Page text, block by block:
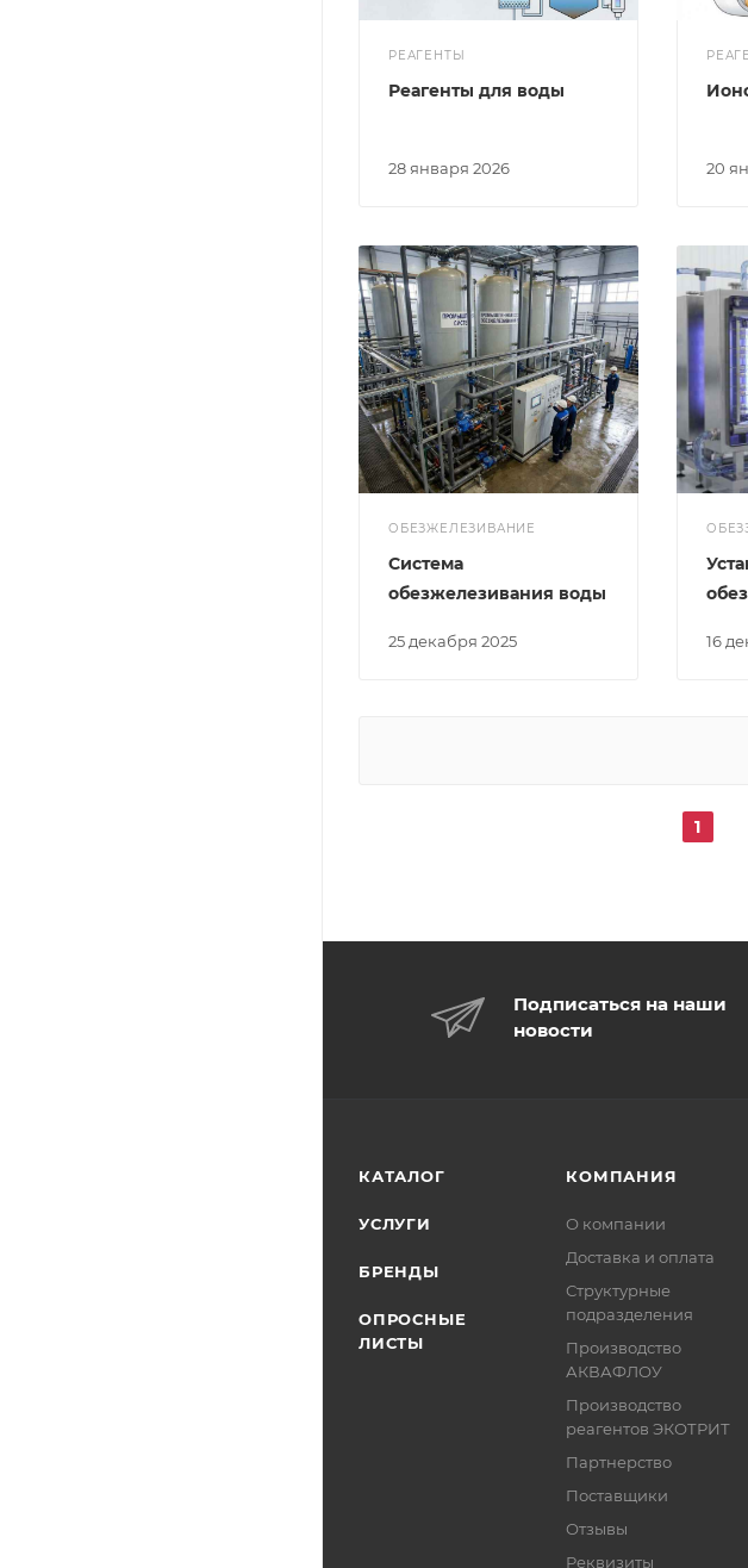
РЕАГЕНТЫ
28 января 2026
Реагенты для воды
20
ОБЕЗЖЕЛЕЗИВАНИЕ
25 декабря 2025
Система
обезжелезивания воды
16
1
Подписаться на наши
новости
КАТАЛОГ
УСЛУГИ
БРЕНДЫ
ОПРОСНЫЕ
ЛИСТЫ
КОМПАНИЯ
О компании
Доставка и оплата
Структурные
подразделения
Производство
АКВАФЛОУ
Производство
реагентов ЭКОТРИТ
Партнерство
Поставщики
Отзывы
Реквизиты